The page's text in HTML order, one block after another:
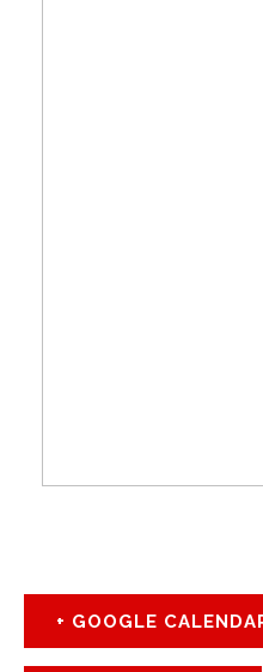
+ GOOGLE